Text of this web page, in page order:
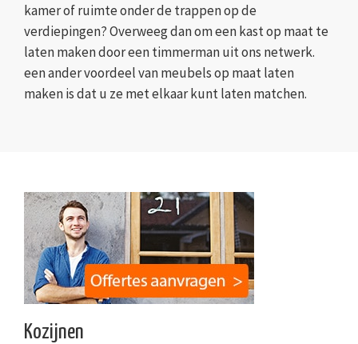
kamer of ruimte onder de trappen op de
verdiepingen? Overweeg dan om een kast op maat te
laten maken door een timmerman uit ons netwerk.
een ander voordeel van meubels op maat laten
maken is dat u ze met elkaar kunt laten matchen.
Kozijnen